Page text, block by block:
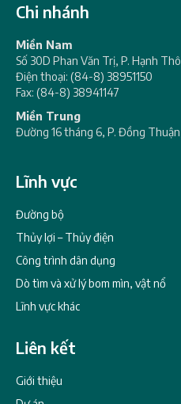
Chi nhánh
Miền Nam
Số 30D Phan Văn Trị, P. Hạnh
Điện thoại: (84-8) 38951150
Fax: (84-8) 38941147
Miền Trung
Đường 16 tháng 6, P. Đồng
Lĩnh vực
Đường bộ
Thủy lợi – Thủy điện
Công trình dân dụng
Dò tìm và xử lý bom mìn, vật nổ
Lĩnh vực khác
Liên kết
Giới thiệu